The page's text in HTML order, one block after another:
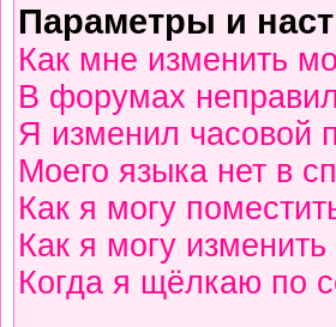
Параметры и
Как мне изменить
В форумах
Я изменил часовой
Моего языка нет в
Как я могу
Как я могу
Когда я щёлкаю по